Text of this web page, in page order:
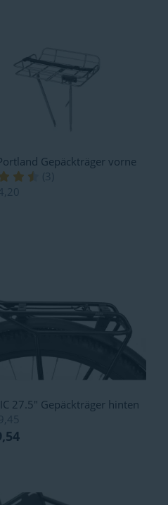
Gepäckträger vorne
( 3
27.5" Gepäckträger hinten